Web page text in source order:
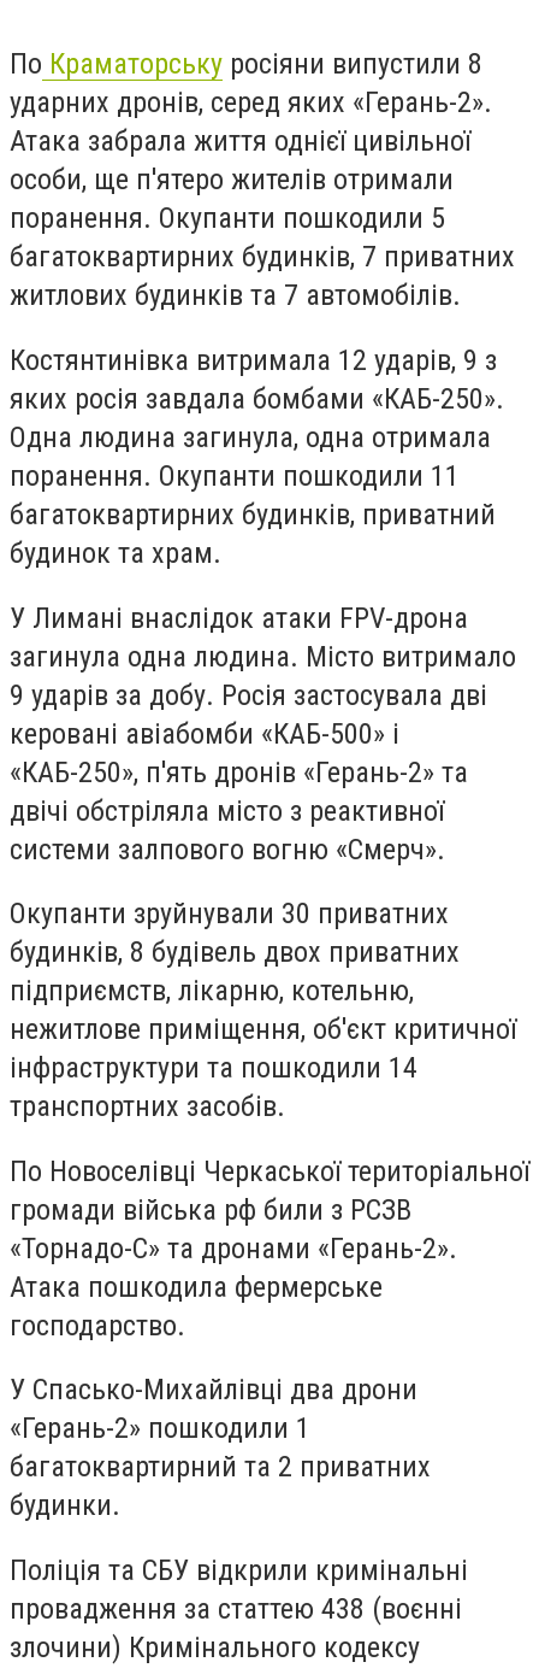
По Краматорську росіяни випустили 8
ударних дронів, серед яких «Герань-2».
Атака забрала життя однієї цивільної
особи, ще п'ятеро жителів отримали
поранення. Окупанти пошкодили 5
багатоквартирних будинків, 7 приватних
житлових будинків та 7 автомобілів.
Костянтинівка витримала 12 ударів, 9 з
яких росія завдала бомбами «КАБ-250».
Одна людина загинула, одна отримала
поранення. Окупанти пошкодили 11
багатоквартирних будинків, приватний
будинок та храм.
У Лимані внаслідок атаки FPV-дрона
загинула одна людина. Місто витримало
9 ударів за добу. Росія застосувала дві
керовані авіабомби «КАБ-500» і
«КАБ-250», п'ять дронів «Герань-2» та
двічі обстріляла місто з реактивної
системи залпового вогню «Смерч».
Окупанти зруйнували 30 приватних
будинків, 8 будівель двох приватних
підприємств, лікарню, котельню,
нежитлове приміщення, об'єкт критичної
інфраструктури та пошкодили 14
транспортних засобів.
По Новоселівці Черкаської територіальної
громади війська рф били з РСЗВ
«Торнадо-С» та дронами «Герань-2».
Атака пошкодила фермерське
господарство.
У Спасько-Михайлівці два дрони
«Герань-2» пошкодили 1
багатоквартирний та 2 приватних
будинки.
Поліція та СБУ відкрили кримінальні
провадження за статтею 438 (воєнні
злочини) Кримінального кодексу